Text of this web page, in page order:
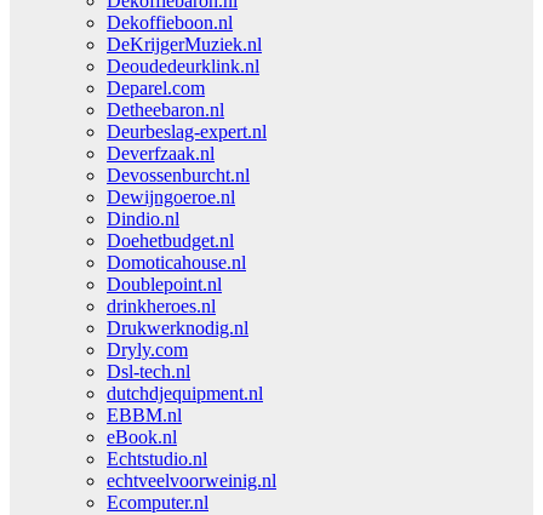
Dekoffieboon.nl
DeKrijgerMuziek.nl
Deoudedeurklink.nl
Deparel.com
Detheebaron.nl
Deurbeslag-expert.nl
Deverfzaak.nl
Devossenburcht.nl
Dewijngoeroe.nl
Dindio.nl
Doehetbudget.nl
Domoticahouse.nl
Doublepoint.nl
drinkheroes.nl
Drukwerknodig.nl
Dryly.com
Dsl-tech.nl
dutchdjequipment.nl
EBBM.nl
eBook.nl
Echtstudio.nl
echtveelvoorweinig.nl
Ecomputer.nl